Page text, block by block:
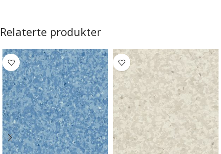
Relaterte produkter